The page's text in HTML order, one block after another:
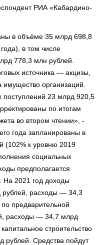
РИА «Кабардино-
в объёме 35 млрд 698,8
в том числе
778,3 млн рублей.
источника — акцизы,
организаций.
поступлений 23 млрд 920,5
по итогам
во втором чтении», -
года запланированы в
(102% к уровню 2019
социальных
предполагается
На 2021 год доходы
рублей, расходы — 34,3
предварительной
расходы — 34,7 млрд
строительство
рублей. Средства пойдут